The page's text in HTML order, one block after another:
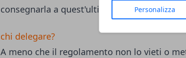
Personalizza
consegnarla a quest'ultimo o
chi delegare?
A meno che il regolamento non lo vieti o